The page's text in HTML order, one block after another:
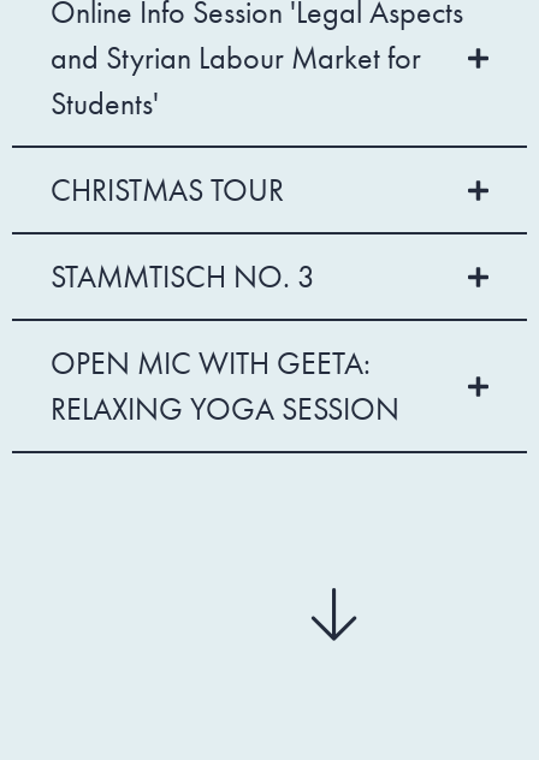
Online Info Session 'Legal Aspects
and Styrian Labour Market for
Students'
CHRISTMAS TOUR
STAMMTISCH NO. 3
OPEN MIC WITH GEETA:
RELAXING YOGA SESSION